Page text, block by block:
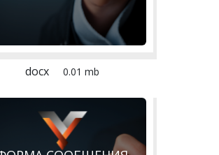
docx 0.01 mb